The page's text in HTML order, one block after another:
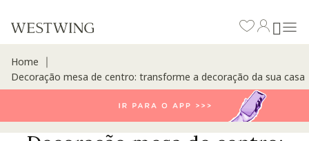
Home
Decoração mesa de centro: transforme a decoração da sua casa